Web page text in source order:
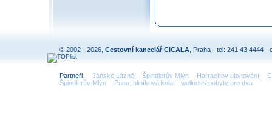
© 2002 - 2026, Cestovní kancelář CICALA , Praha - tel: 241 43 4444 -
Partneři: Jánské Lázně Špindlerův Mlýn Harrachov ubytování
Špindlerův Mlýn
Pneu, hliníková kola wellness pobyty pro dva